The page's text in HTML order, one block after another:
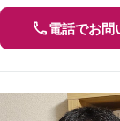
電話でお問